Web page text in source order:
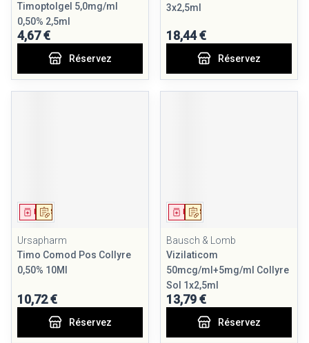
Timoptolgel 5,0mg/ml
0,50% 2,5ml
4,67 €
Réservez
3x2,5ml
18,44 €
Réservez
Sur prescription
Médicament
Ursapharm
Timo Comod Pos Collyre
0,50% 10Ml
10,72 €
Réservez
Sur prescription
Médicament
Bausch & Lomb
Vizilaticom
50mcg/ml+5mg/ml Collyre
Sol 1x2,5ml
13,79 €
Réservez